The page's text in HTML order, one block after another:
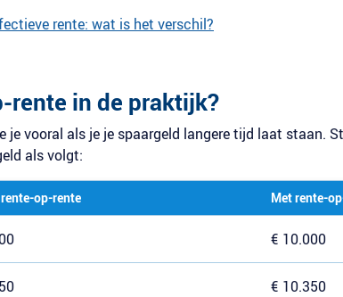
rente: wat is het verschil?
rente in de praktijk?
je vooral als je je spaargeld langere tijd laat staan.
als volgt:
op-rente Met rente-
€ 10.000
€ 10.350